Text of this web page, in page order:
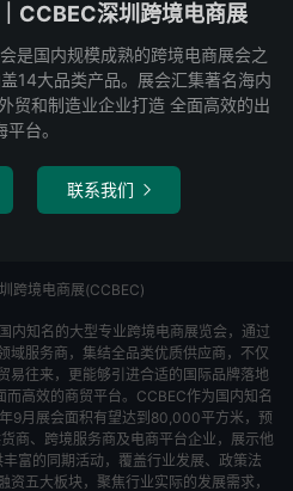
CCBEC深圳跨境电商展
是国内规模成熟的跨境电商展会之
14大品类产品。展会汇集著名海内
贸和制造业企业打造 全面高效的出
平台。
联系我们 
跨境电商展(CCBEC)
内知名的大型专业跨境电商展览会，通过
域服务商，集结全品类优质供应商，不仅
易往来，更能够引进合适的国际品牌落地
高效的商贸平台。CCBEC作为国内知名
9月展会面积有望达到80,000平方米，预
商、跨境服务商及电商平台企业，展示他
富的同期活动，覆盖行业发展、政策法
五大板块，聚焦行业实际的发展需求，